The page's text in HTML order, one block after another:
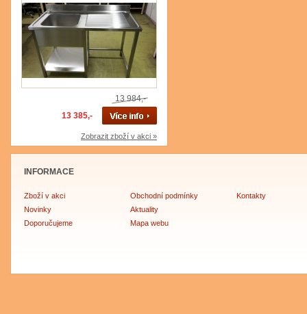
13 984,-
13 385,-
Zobrazit zboží v akci »
INFORMACE
Zboží v akci
Novinky
Doporučujeme
Obchodní podmínky
Aktuality
Mapa webu
Kontakty